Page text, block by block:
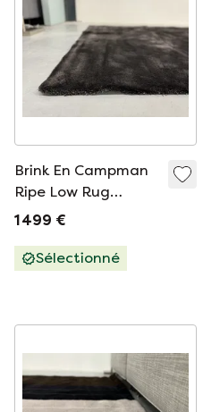
Brink En Campman
Ripe Low Rug
200X300
1 499 €
Sélectionné